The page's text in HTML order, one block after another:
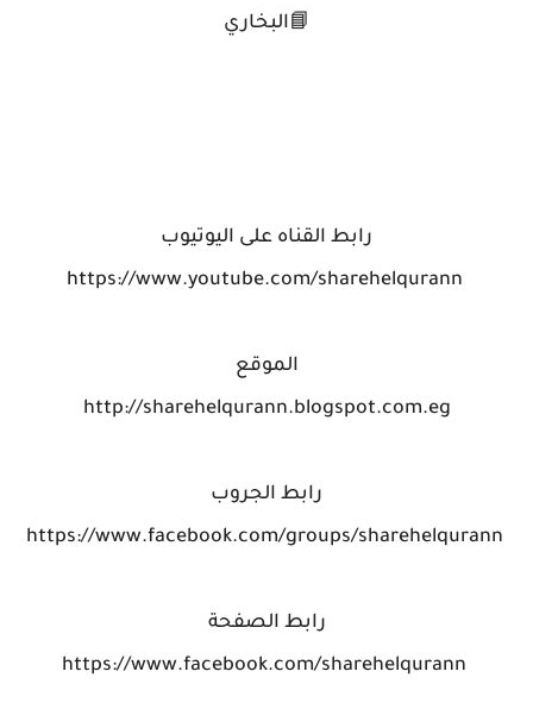
📘البخاري
رابط القناه على اليوتيوب
الموقع
http://sharehelqurann.blogspot.com.eg
رابط الجروب
رابط الصفحة